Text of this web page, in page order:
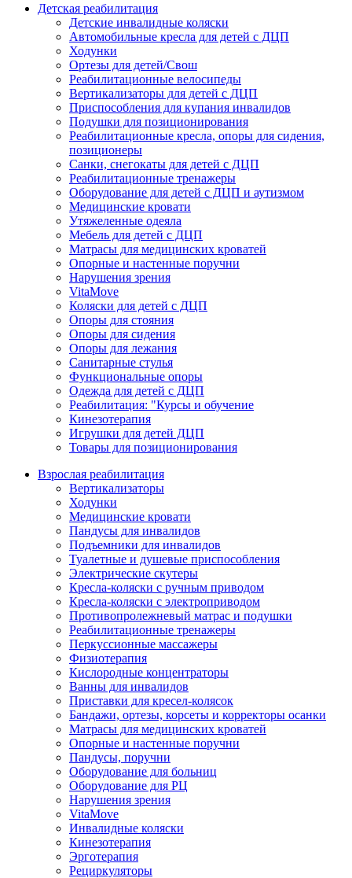
Детская реабилитация
Детские инвалидные коляски
Автомобильные кресла для детей с ДЦП
Ходунки
Ортезы для детей/Свош
Реабилитационные велосипеды
Вертикализаторы для детей с ДЦП
Приспособления для купания инвалидов
Подушки для позиционирования
Реабилитационные кресла, опоры для сидения,
позиционеры
Санки, снегокаты для детей с ДЦП
Реабилитационные тренажеры
Оборудование для детей с ДЦП и аутизмом
Медицинские кровати
Утяжеленные одеяла
Мебель для детей с ДЦП
Матрасы для медицинских кроватей
Опорные и настенные поручни
Нарушения зрения
VitaMove
Коляски для детей с ДЦП
Опоры для стояния
Опоры для сидения
Опоры для лежания
Санитарные стулья
Функциональные опоры
Одежда для детей с ДЦП
Реабилитация: "Курсы и обучение
Кинезотерапия
Игрушки для детей ДЦП
Товары для позиционирования
Взрослая реабилитация
Вертикализаторы
Ходунки
Медицинские кровати
Пандусы для инвалидов
Подъемники для инвалидов
Туалетные и душевые приспособления
Электрические скутеры
Кресла-коляски с ручным приводом
Кресла-коляски с электроприводом
Противопролежневый матрас и подушки
Реабилитационные тренажеры
Перкуссионные массажеры
Физиотерапия
Кислородные концентраторы
Ванны для инвалидов
Приставки для кресел-колясок
Бандажи, ортезы, корсеты и корректоры осанки
Матрасы для медицинских кроватей
Опорные и настенные поручни
Пандусы, поручни
Оборудование для больниц
Оборудование для РЦ
Нарушения зрения
VitaMove
Инвалидные коляски
Кинезотерапия
Эрготерапия
Рециркуляторы